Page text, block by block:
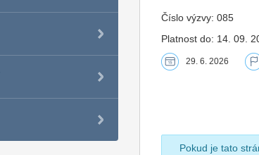
Číslo výzvy: 085
Platnost do: 14. 09.
29. 6. 2026
Pokud je tato